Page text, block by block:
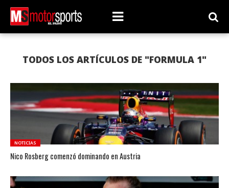
TODOS LOS ARTÍCULOS DE "FORMULA 1"
NOTICIAS
Nico Rosberg comenzó dominando en Austria